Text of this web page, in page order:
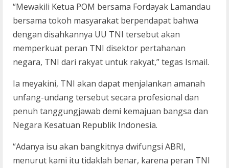
“Mewakili Ketua POM bersama Fordayak Lamandau
bersama tokoh masyarakat berpendapat bahwa
dengan disahkannya UU TNI tersebut akan
memperkuat peran TNI disektor pertahanan
negara, TNI dari rakyat untuk rakyat,” tegas Ismail.
Ia meyakini, TNI akan dapat menjalankan amanah
unfang-undang tersebut secara profesional dan
penuh tanggungjawab demi kemajuan bangsa dan
Negara Kesatuan Republik Indonesia.
“Adanya isu akan bangkitnya dwifungsi ABRI,
menurut kami itu tidaklah benar, karena peran TNI